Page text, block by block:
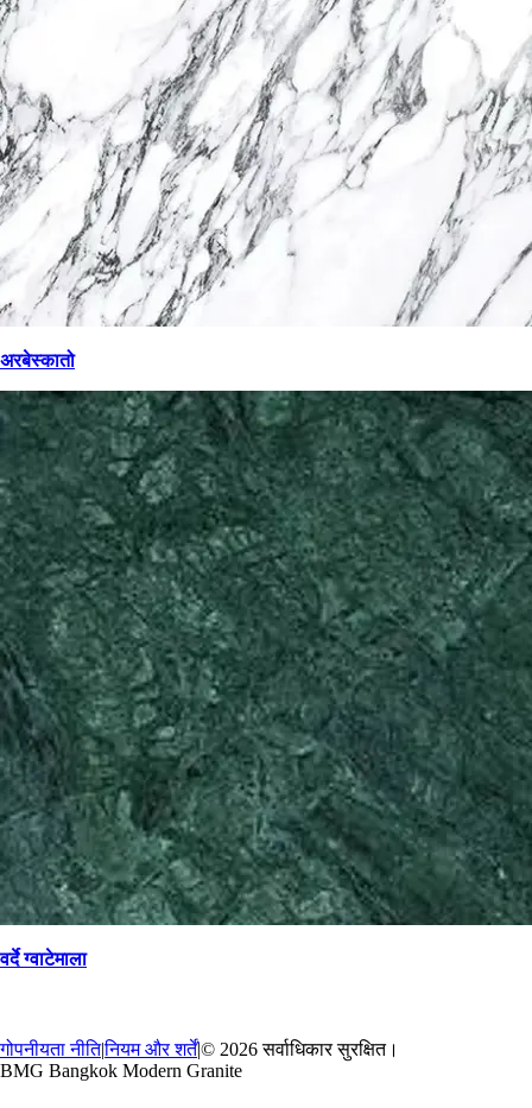
अरबेस्कातो
वर्दे ग्वाटेमाला
गोपनीयता नीति|नियम और शर्तें|© 2026 सर्वाधिकार सुरक्षित।
BMG Bangkok Modern Granite